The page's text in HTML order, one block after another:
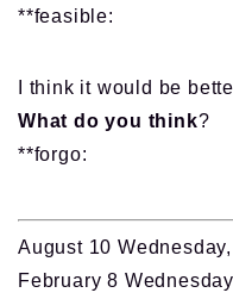
**feasible:
I think it would be
What do you think?
**forgo:
August 10
February 8